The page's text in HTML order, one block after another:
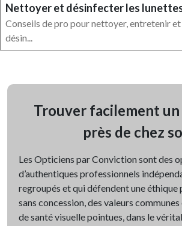
Nettoyer et désinfecter les
Conseils de pro pour nettoyer, entretenir et
désin...
Trouver facilement
près de chez
Les Opticiens par Conviction sont des
d’authentiques professionnels
regroupés et qui défendent une éthique
sans concession, des valeurs
de santé visuelle pointues, dans le